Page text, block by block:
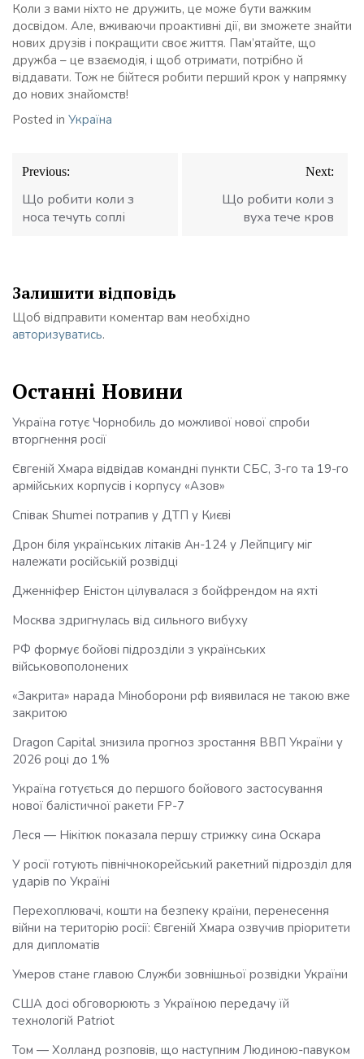
Коли з вами ніхто не дружить, це може бути важким
досвідом. Але, вживаючи проактивні дії, ви зможете знайти
нових друзів і покращити своє життя. Пам’ятайте, що
дружба – це взаємодія, і щоб отримати, потрібно й
віддавати. Тож не бійтеся робити перший крок у напрямку
до нових знайомств!
Posted in Україна
Навігація
записів
Previous:
Що робити коли з
носа течуть соплі
Next:
Що робити коли з
вуха тече кров
Залишити відповідь
Щоб відправити коментар вам необхідно
авторизуватись.
Останні Новини
Україна готує Чорнобиль до можливої нової спроби
вторгнення росії
Євгеній Хмара відвідав командні пункти СБС, 3-го та 19-го
армійських корпусів і корпусу «Азов»
Співак Shumei потрапив у ДТП у Києві
Дрон біля українських літаків Ан-124 у Лейпцигу міг
належати російській розвідці
Дженніфер Еністон цілувалася з бойфрендом на яхті
Москва здригнулась від сильного вибуху
РФ формує бойові підрозділи з українських
військовополонених
«Закрита» нарада Міноборони рф виявилася не такою вже
закритою
Dragon Capital знизила прогноз зростання ВВП України у
2026 році до 1%
Україна готується до першого бойового застосування
нової балістичної ракети FP-7
Леся — Нікітюк показала першу стрижку сина Оскара
У росії готують північнокорейський ракетний підрозділ для
ударів по Україні
Перехоплювачі, кошти на безпеку країни, перенесення
війни на територію росії: Євгеній Хмара озвучив пріоритети
для дипломатів
Умеров стане главою Служби зовнішньої розвідки України
США досі обговорюють з Україною передачу їй
технологій Patriot
Том — Холланд розповів, що наступним Людиною-павуком